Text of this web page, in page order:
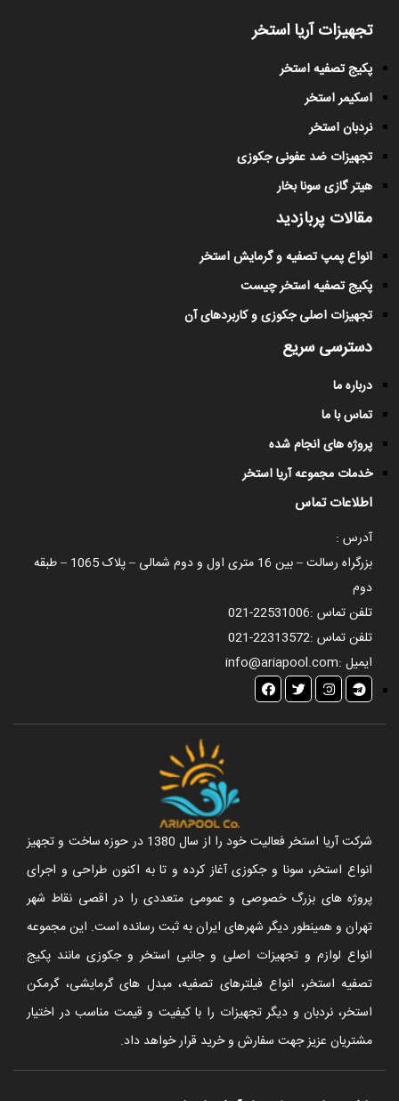
تجهیزات آریا استخر
پکیج تصفیه استخر
اسکیمر استخر
نردبان استخر
تجهیزات ضد عفونی جکوزی
هیتر گازی سونا بخار
مقالات پربازدید
انواع پمپ تصفیه و گرمایش استخر
پکیج تصفیه استخر چیست
تجهیزات اصلی جکوزی و کاربردهای آن
دسترسی سریع
درباره ما
تماس با ما
پروژه های انجام شده
خدمات مجموعه آریا استخر
اطلاعات تماس
آدرس :
بزرگراه رسالت – بین 16 متری اول و دوم شمالی – پلاک 1065 – طبقه
دوم
تلفن تماس :021-22531006
تلفن تماس :021-22313572
ایمیل :info@ariapool.com
شرکت آریا استخر فعالیت خود را از سال 1380 در حوزه ساخت و تجهیز
انواع استخر، سونا و جکوزی آغاز کرده و تا به اکنون طراحی و اجرای
پروژه های بزرگ خصوصی و عمومی متعددی را در اقصی نقاط شهر
تهران و همینطور دیگر شهرهای ایران به ثبت رسانده است. این مجموعه
انواع لوازم و تجهیزات اصلی و جانبی استخر و جکوزی مانند پکیج
تصفیه استخر، انواع فیلترهای تصفیه، مبدل های گرمایشی، گرمکن
استخر، نردبان و دیگر تجهیزات را با کیفیت و قیمت مناسب در اختیار
مشتریان عزیز جهت سفارش و خرید قرار خواهد داد.